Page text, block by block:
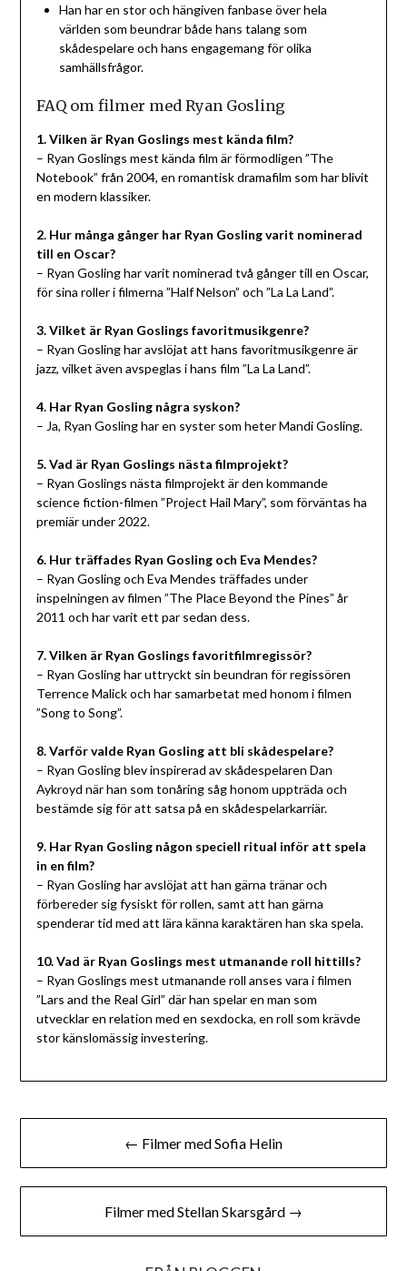
Han har en stor och hängiven fanbase över hela
världen som beundrar både hans talang som
skådespelare och hans engagemang för olika
samhällsfrågor.
FAQ om filmer med Ryan Gosling
1. Vilken är Ryan Goslings mest kända film?
– Ryan Goslings mest kända film är förmodligen ”The
Notebook” från 2004, en romantisk dramafilm som har blivit
en modern klassiker.
2. Hur många gånger har Ryan Gosling varit nominerad
till en Oscar?
– Ryan Gosling har varit nominerad två gånger till en Oscar,
för sina roller i filmerna ”Half Nelson” och ”La La Land”.
3. Vilket är Ryan Goslings favoritmusikgenre?
– Ryan Gosling har avslöjat att hans favoritmusikgenre är
jazz, vilket även avspeglas i hans film ”La La Land”.
4. Har Ryan Gosling några syskon?
– Ja, Ryan Gosling har en syster som heter Mandi Gosling.
5. Vad är Ryan Goslings nästa filmprojekt?
– Ryan Goslings nästa filmprojekt är den kommande
science fiction-filmen ”Project Hail Mary”, som förväntas ha
premiär under 2022.
6. Hur träffades Ryan Gosling och Eva Mendes?
– Ryan Gosling och Eva Mendes träffades under
inspelningen av filmen ”The Place Beyond the Pines” år
2011 och har varit ett par sedan dess.
7. Vilken är Ryan Goslings favoritfilmregissör?
– Ryan Gosling har uttryckt sin beundran för regissören
Terrence Malick och har samarbetat med honom i filmen
”Song to Song”.
8. Varför valde Ryan Gosling att bli skådespelare?
– Ryan Gosling blev inspirerad av skådespelaren Dan
Aykroyd när han som tonåring såg honom uppträda och
bestämde sig för att satsa på en skådespelarkarriär.
9. Har Ryan Gosling någon speciell ritual inför att spela
in en film?
– Ryan Gosling har avslöjat att han gärna tränar och
förbereder sig fysiskt för rollen, samt att han gärna
spenderar tid med att lära känna karaktären han ska spela.
10. Vad är Ryan Goslings mest utmanande roll hittills?
– Ryan Goslings mest utmanande roll anses vara i filmen
”Lars and the Real Girl” där han spelar en man som
utvecklar en relation med en sexdocka, en roll som krävde
stor känslomässig investering.
Inläggsnavigering
← Filmer med Sofia Helin
Filmer med Stellan Skarsgård →